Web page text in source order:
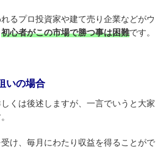
るプロ投資家や建て売り企業などがウ
初心者がこの市場で勝つ事は困難です。
いの場合
くは後述しますが、一言でいうと大家
け、毎月にわたり収益を得ることがで